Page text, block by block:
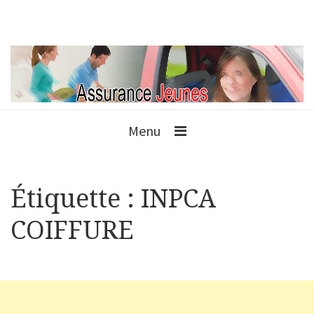
Menu
Étiquette : INPCA
COIFFURE